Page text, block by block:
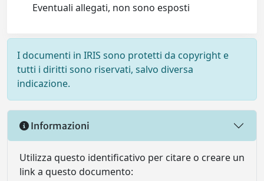
Eventuali allegati, non sono esposti
I documenti in IRIS sono protetti da copyright e
tutti i diritti sono riservati, salvo diversa
indicazione.
Informazioni
Utilizza questo identificativo per citare o creare un
link a questo documento: